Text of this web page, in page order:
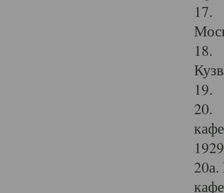
17.
18.
19.
20.